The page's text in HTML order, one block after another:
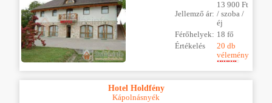
Jellemző ár:
13 900 Ft
/ szoba /
éj
Férőhelyek: 18 fő
Értékelés
20 db
vélemény
Hotel Holdfény
Kápolnásnyék